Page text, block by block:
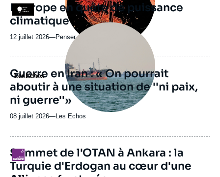
ou
émission
Logo
L'Europe en quête de puissance
climatique
12 juillet 2026—Nom
journal,
revue
ou
émission
Penser c'est chouette
Logo
Image
principale
médiatique
Guerre en Iran : « On pourrait
aboutir à une situation de ''ni paix,
ni guerre''»
08 juillet 2026—Nom
journal,
ou
émission
Les Echos
Logo
URL
de
Spotify
Sommet de l'OTAN à Ankara : la
Turquie d'Erdogan au cœur d'une